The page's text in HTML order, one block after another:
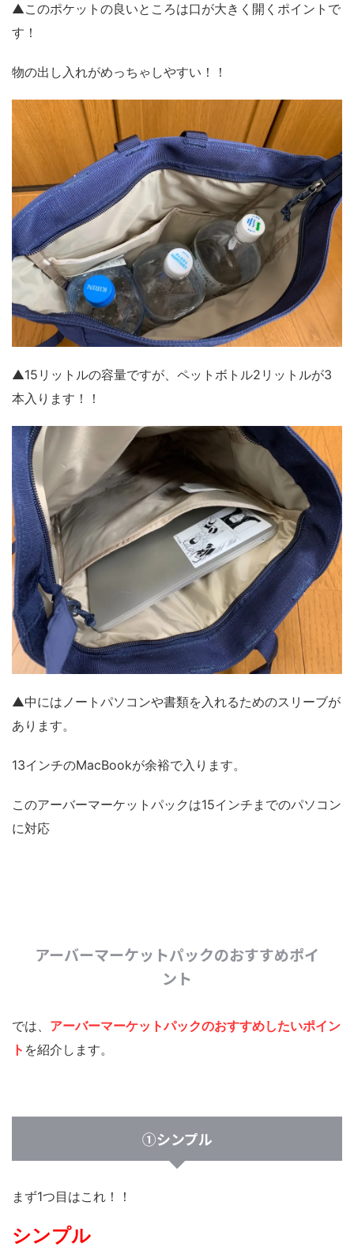
▲このポケットの良いところは口が大きく開くポイントで
す！
物の出し入れがめっちゃしやすい！！
▲15リットルの容量ですが、ペットボトル2リットルが3
本入ります！！
▲中にはノートパソコンや書類を入れるためのスリーブが
あります。
13インチのMacBookが余裕で入ります。
このアーバーマーケットパックは15インチまでのパソコン
に対応
アーバーマーケットパックのおすすめポイ
ント
では、 アーバーマーケットパックのおすすめしたいポイン
ト を紹介します。
①シンプル
まず1つ目はこれ！！
シンプル